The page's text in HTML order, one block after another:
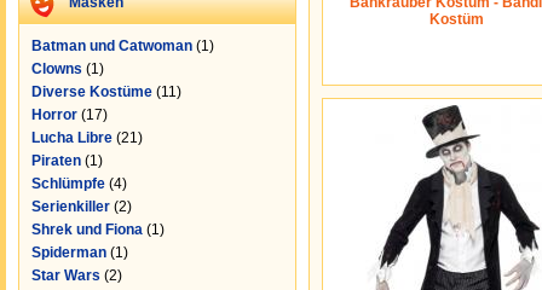
Batman und Catwoman (1)
Clowns (1)
Diverse Kostüme (11)
Horror (17)
Lucha Libre (21)
Piraten (1)
Schlümpfe (4)
Serienkiller (2)
Shrek und Fiona (1)
Spiderman (1)
Star Wars (2)
Kostüm